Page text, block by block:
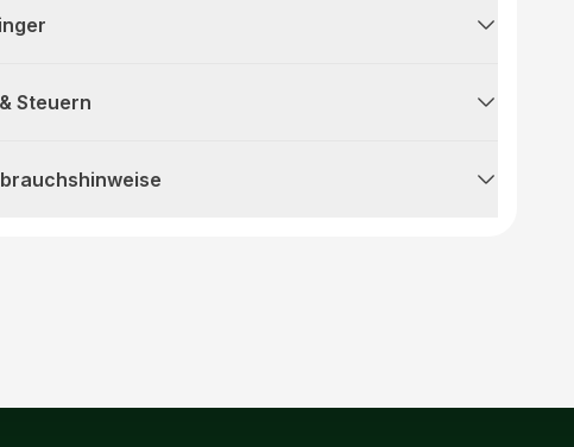
Steuern